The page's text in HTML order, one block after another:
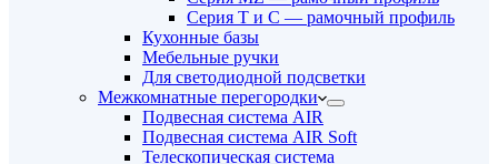
Серия T и C — рамочный профиль
Кухонные базы
Мебельные ручки
Для светодиодной подсветки
Межкомнатные перегородки
Подвесная система AIR
Подвесная система AIR Soft
Телескопическая система